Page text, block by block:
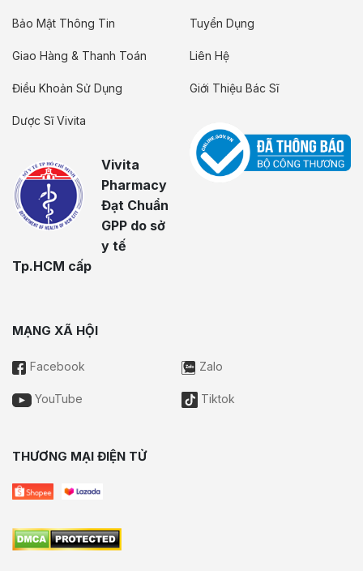
Bảo Mật Thông Tin
Giao Hàng & Thanh Toán
Điều Khoản Sử Dụng
Dược Sĩ Vivita
Vivita
Pharmacy
Đạt Chuẩn
GPP do sở
y tế
Tp.HCM cấp
Tuyển Dụng
Liên Hệ
Giới Thiệu Bác Sĩ
MẠNG XÃ HỘI
Facebook Zalo
YouTube Tiktok
THƯƠNG MẠI ĐIỆN TỬ